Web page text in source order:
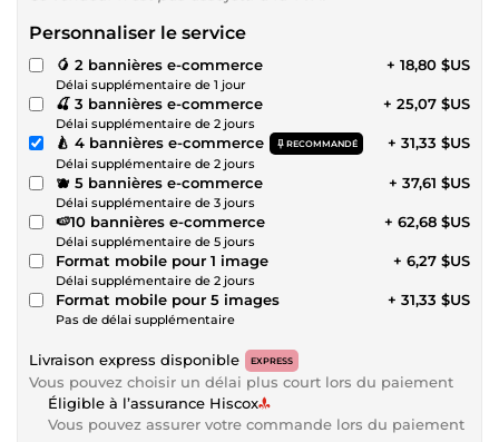
Personnaliser le service
🥭 2 bannières e-commerce
Délai supplémentaire de 1 jour
+ 18,80 $US
🍒 3 bannières e-commerce
Délai supplémentaire de 2 jours
+ 25,07 $US
🍐 4 bannières e-commerce RECOMMANDÉ
Délai supplémentaire de 2 jours
+ 31,33 $US
🫐 5 bannières e-commerce
Délai supplémentaire de 3 jours
+ 37,61 $US
🍉10 bannières e-commerce
Délai supplémentaire de 5 jours
+ 62,68 $US
Format mobile pour 1 image
Délai supplémentaire de 2 jours
+ 6,27 $US
Format mobile pour 5 images
Pas de délai supplémentaire
+ 31,33 $US
Livraison express disponible EXPRESS
Vous pouvez choisir un délai plus court lors du paiement
Éligible à l’assurance Hiscox
Vous pouvez assurer votre commande lors du paiement